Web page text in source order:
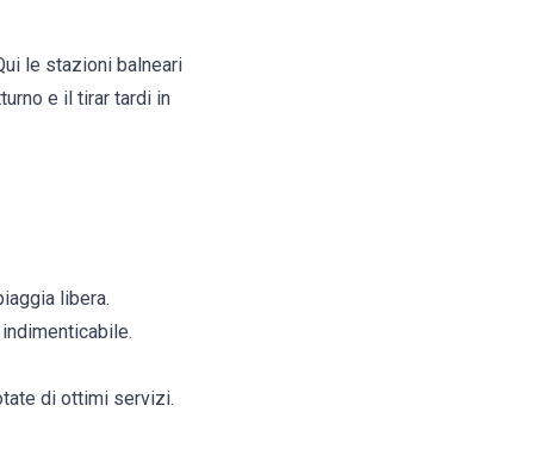
le stazioni balneari
e il tirar tardi in
libera.
di ottimi servizi.